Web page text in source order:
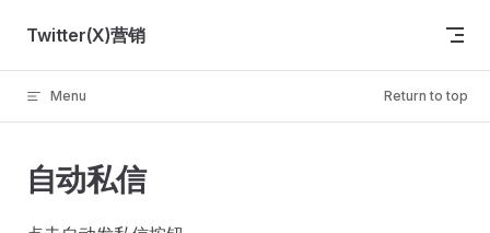
Skip to content
Twitter(X)营销
Menu Return to top
自动私信